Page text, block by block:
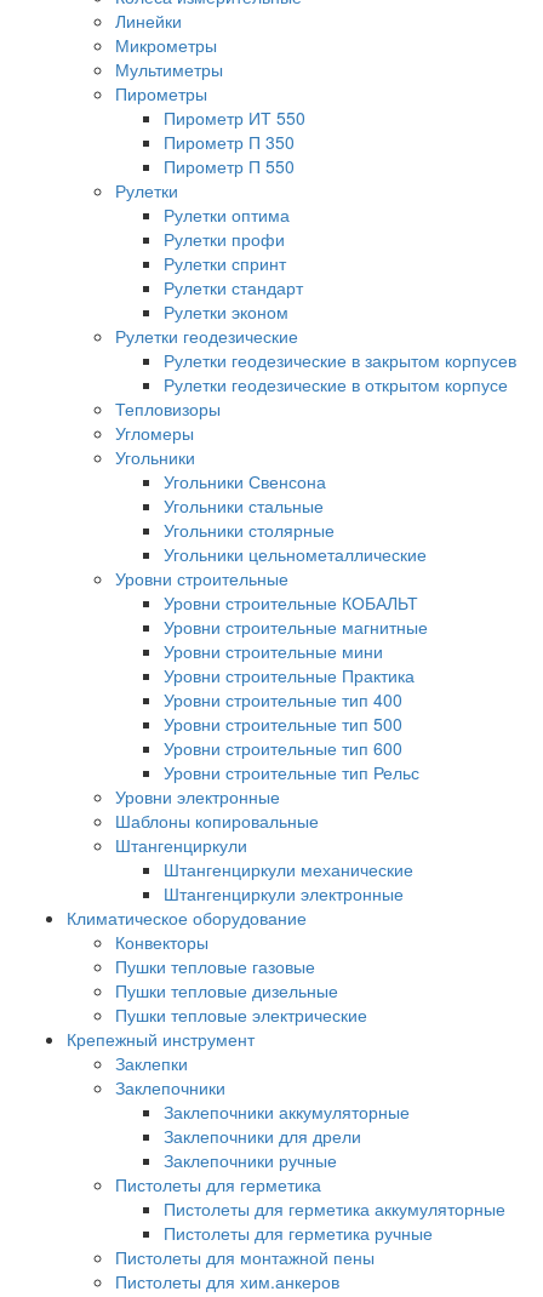
Линейки
Микрометры
Мультиметры
Пирометры
Пирометр ИТ 550
Пирометр П 350
Пирометр П 550
Рулетки
Рулетки оптима
Рулетки профи
Рулетки спринт
Рулетки стандарт
Рулетки эконом
Рулетки геодезические
Рулетки геодезические в закрытом корпусев
Рулетки геодезические в открытом корпусе
Тепловизоры
Угломеры
Угольники
Угольники Свенсона
Угольники стальные
Угольники столярные
Угольники цельнометаллические
Уровни строительные
Уровни строительные КОБАЛЬТ
Уровни строительные магнитные
Уровни строительные мини
Уровни строительные Практика
Уровни строительные тип 400
Уровни строительные тип 500
Уровни строительные тип 600
Уровни строительные тип Рельс
Уровни электронные
Шаблоны копировальные
Штангенциркули
Штангенциркули механические
Штангенциркули электронные
Климатическое оборудование
Конвекторы
Пушки тепловые газовые
Пушки тепловые дизельные
Пушки тепловые электрические
Крепежный инструмент
Заклепки
Заклепочники
Заклепочники аккумуляторные
Заклепочники для дрели
Заклепочники ручные
Пистолеты для герметика
Пистолеты для герметика аккумуляторные
Пистолеты для герметика ручные
Пистолеты для монтажной пены
Пистолеты для хим.анкеров